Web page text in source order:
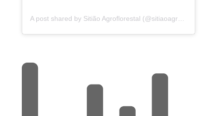
A post shared by Sitião Agroflorestal (@sitiaoagroflorestal)